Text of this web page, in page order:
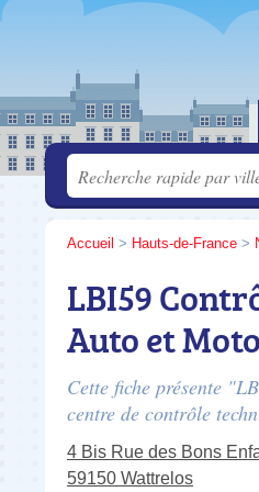
Accueil > Hauts-de-France >
LBI59
Auto et Moto
Cette fiche présente
centre de contrôle
4 Bis Rue des Bons
59150 Wattrelos